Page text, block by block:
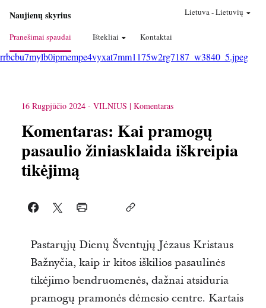
Naujienų skyrius
Pranešimai spaudai Ištekliai Kontaktai
Lietuva-Lietuvių
rrbcbu7mylb0ipmempe4vyxat7mm1175w2rg7187_w3840_5.jpeg
16 Rugpjūčio 2024 - VILNIUS Komentaras
Komentaras: Kai pramogų
pasaulio žiniasklaida iškreipia
tikėjimą
Pastarųjų Dienų Šventųjų Jėzaus Kristaus
Bažnyčia, kaip ir kitos iškilios pasaulinės
tikėjimo bendruomenės, dažnai atsiduria
pramogų pramonės dėmesio centre. Kartais